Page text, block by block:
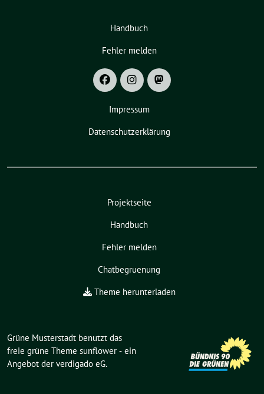
Handbuch
Fehler melden
Impressum
Datenschutzerklärung
Projektseite
Handbuch
Fehler melden
Chatbegruenung
Theme herunterladen
Grüne Musterstadt benutzt das
freie grüne Theme sunflower ‐ ein
Angebot der verdigado eG.